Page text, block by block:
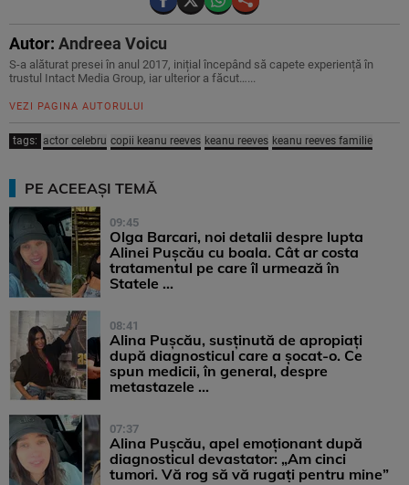
Autor: Andreea Voicu
S-a alăturat presei în anul 2017, inițial începând să capete experiență în
trustul Intact Media Group, iar ulterior a făcut…...
VEZI PAGINA AUTORULUI
tags: actor celebru copii keanu reeves keanu reeves keanu reeves familie
PE ACEEAȘI TEMĂ
09:45
Olga Barcari, noi detalii despre lupta
Alinei Pușcău cu boala. Cât ar costa
tratamentul pe care îl urmează în
Statele ...
08:41
Alina Pușcău, susținută de apropiați
după diagnosticul care a șocat-o. Ce
spun medicii, în general, despre
metastazele ...
07:37
Alina Pușcău, apel emoționant după
diagnosticul devastator: „Am cinci
tumori. Vă rog să vă rugați pentru mine”